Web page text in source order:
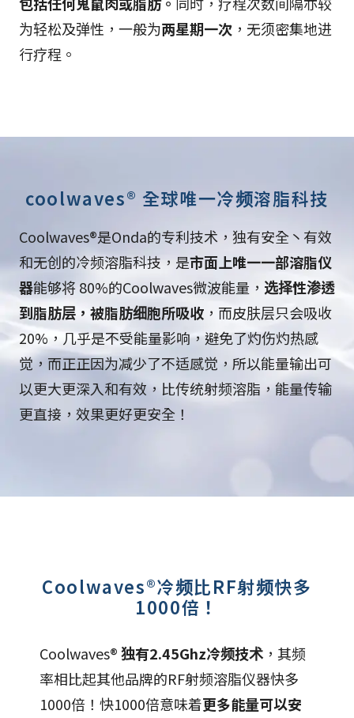
为轻松及弹性，一般为两星期一次 ，无须密集地进
行疗程。
coolwaves® 全球唯一冷频溶脂科技
Coolwaves®是Onda的专利技术，独有安全丶有效
和无创的冷频溶脂科技，是市面上唯一一部溶脂仪
器能够将 80%的Coolwaves微波能量， 选择性渗透
到脂肪层，被脂肪细胞所吸收 ，而皮肤层只会吸收
20%，几乎是不受能量影响，避免了灼伤灼热感
觉，而正正因为减少了不适感觉，所以能量输出可
以更大更深入和有效，比传统射频溶脂，能量传输
更直接，效果更好更安全！
Coolwaves®冷频比RF射频快多
1000倍！
Coolwaves®独有2.45Ghz冷频技术 ，其频
率相比起其他品牌的RF射频溶脂仪器快多
1000倍！快1000倍意味着更多能量可以安